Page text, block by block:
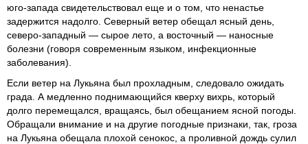
юго-запада свидетельствовал еще и о том, что ненастье
задержится надолго. Северный ветер обещал ясный день,
северо-западный — сырое лето, а восточный — наносные
болезни (говоря современным языком, инфекционные
заболевания).
Если ветер на Лукьяна был прохладным, следовало ожидать
града. А медленно поднимающийся кверху вихрь, который
долго перемещался, вращаясь, был обещанием ясной погоды.
Обращали внимание и на другие погодные признаки, так, гроза
на Лукьяна обещала плохой сенокос, а проливной дождь сулил